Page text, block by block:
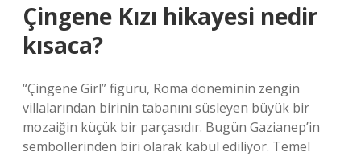
Çingene Kızı hikayesi nedir
kısaca?
“Çingene Girl” figürü, Roma döneminin zengin
villalarından birinin tabanını süsleyen büyük bir
mozaiğin küçük bir parçasıdır. Bugün Gazianep’in
sembollerinden biri olarak kabul ediliyor. Temel